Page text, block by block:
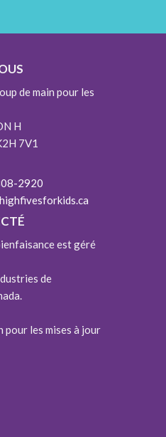
de main pour les
H
7V1
2920
est géré
de
pour les mises à jour